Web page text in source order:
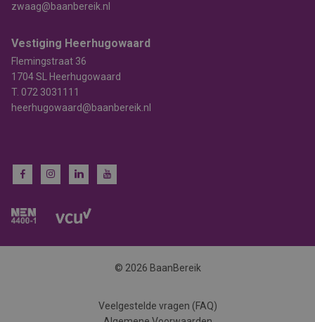
zwaag@baanbereik.nl
Vestiging Heerhugowaard
Flemingstraat 36
1704 SL Heerhugowaard
T. 072 3031111
heerhugowaard@baanbereik.nl
© 2026 BaanBereik
Veelgestelde vragen (FAQ)